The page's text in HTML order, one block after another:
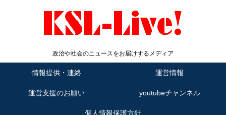
政治や社会のニュースをお届けするメディア
情報提供・連絡 運営情報
運営支援のお願い youtubeチャンネル
個人情報保護方針